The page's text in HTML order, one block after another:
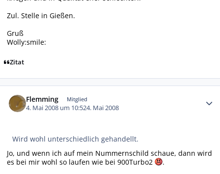
Zul. Stelle in Gießen.
Gruß
Wolly:smile:
Zitat
Flemming Mitglied
4. Mai 2008 um 10:524. Mai 2008
Wird wohl unterschiedlich gehandellt.
Jo, und wenn ich auf mein Nummernschild schaue, dann wird
es bei mir wohl so laufen wie bei 900Turbo2
.